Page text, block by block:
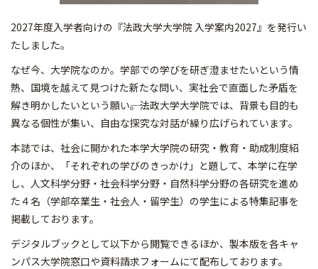
2027年度入学者向けの『法政大学大学院 入学案内2027』を発行い
たしました。
なぜ今、大学院なのか。学部での学びを研ぎ澄ませたいという情
熱、国境を越えて見つけた新たな問い、実社会で直面した矛盾を
解き明かしたいという願い――。法政大学大学院では、背景も目的も
異なる個性が集い、自由な探究な対話が繰り広げられています。
本誌では、社会に開かれた本学大学院の研究・教育・助成制度紹
介のほか、「それぞれの学びのきっかけ」と題して、本学に在学
し、人文科学分野・社会科学分野・自然科学分野の各研究を進め
た４名（学部卒業生・社会人・留学生）の学生による特集記事を
掲載しております。
デジタルブックとして以下から閲覧できるほか、製本版を各キャ
ンパス大学院窓口や資料請求フォームにて配布しております。